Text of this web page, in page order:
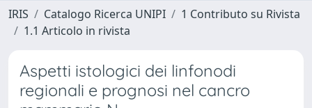
IRIS Catalogo Ricerca UNIPI
1 Contributo su Rivista
1.1 Articolo in rivista
Aspetti istologici dei linfonodi
regionali e prognosi nel cancro